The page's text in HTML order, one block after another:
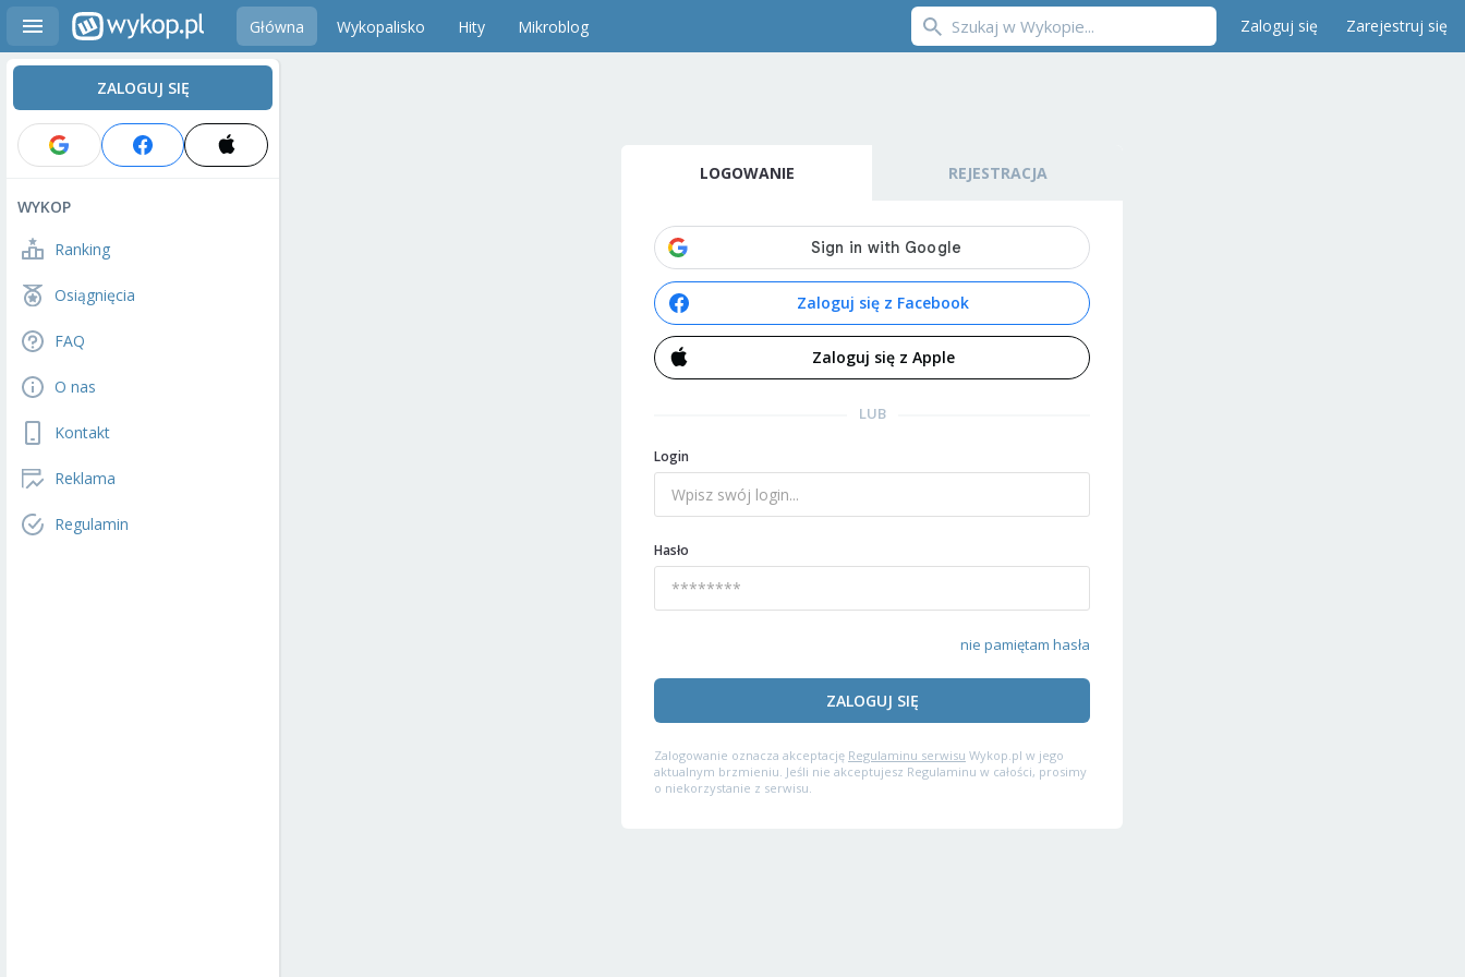
Główna Wykopalisko Hity Mikroblog Zaloguj się Zarejestruj się
ZALOGUJ SIĘ
WYKOP
Ranking
Osiągnięcia
FAQ
O nas
Kontakt
Reklama
Regulamin
LOGOWANIE REJESTRACJA
Zaloguj się z Facebook
Zaloguj się z Apple
LUB
Login
Hasło
nie pamiętam hasła
ZALOGUJ SIĘ
Zalogowanie oznacza akceptację Regulaminu serwisu Wykop.pl w jego
aktualnym brzmieniu. Jeśli nie akceptujesz Regulaminu w całości, prosimy
o niekorzystanie z serwisu.